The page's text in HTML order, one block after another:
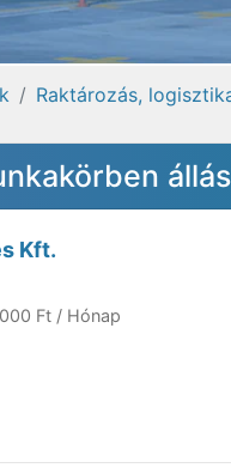
Raktározás,
Kft.
Ft / Hónap